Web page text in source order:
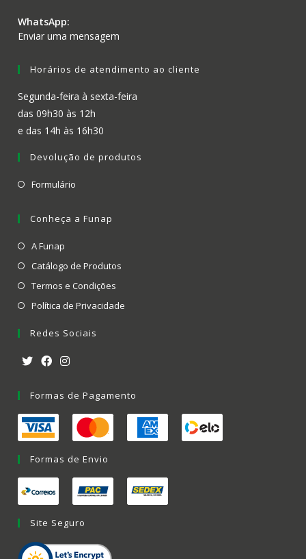
WhatsApp:
Enviar uma mensagem
Horários de atendimento ao cliente
Segunda-feira à sexta-feira
das 09h30 às 12h
e das 14h às 16h30
Devolução de produtos
Formulário
Conheça a Funap
A Funap
Catálogo de Produtos
Termos e Condições
Política de Privacidade
Redes Sociais
Formas de Pagamento
Formas de Envio
Site Seguro